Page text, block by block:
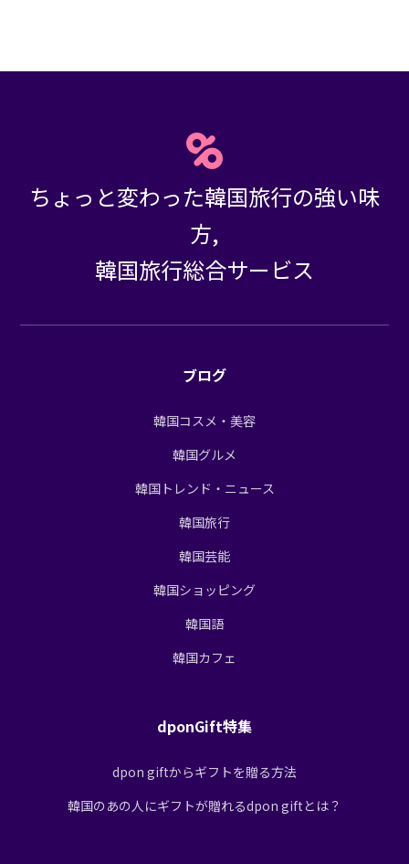
ちょっと変わった韓国旅行の強い味
方,
韓国旅行総合サービス
ブログ
韓国コスメ・美容
韓国グルメ
韓国トレンド・ニュース
韓国旅行
韓国芸能
韓国ショッピング
韓国語
韓国カフェ
dponGift特集
dpon giftからギフトを贈る方法
韓国のあの人にギフトが贈れるdpon giftとは？